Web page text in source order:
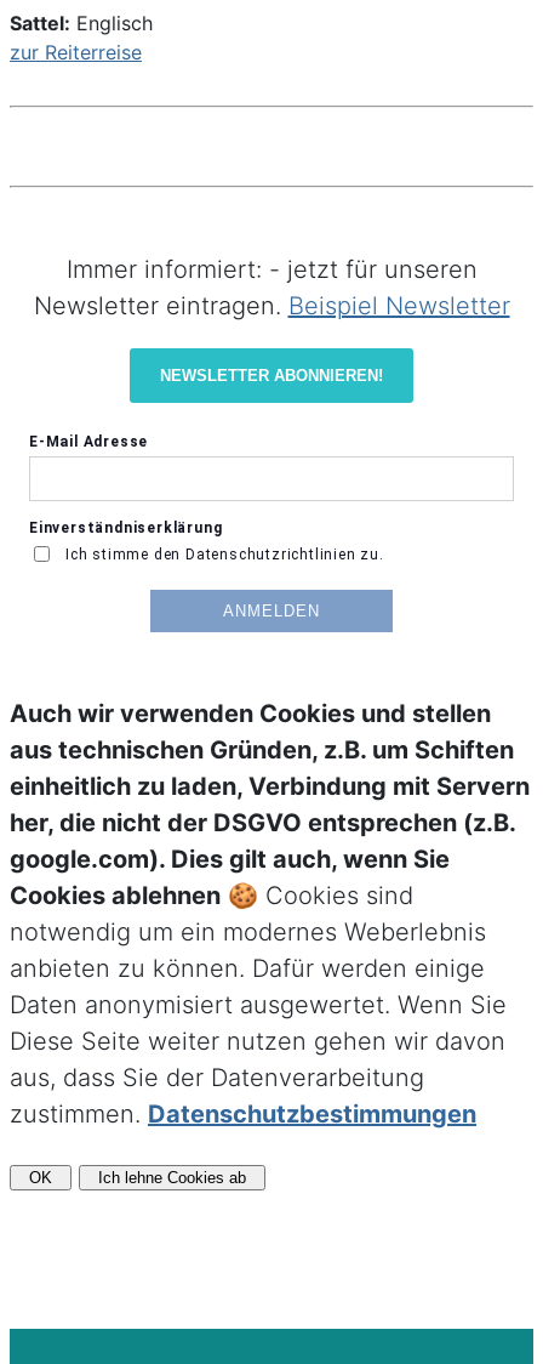
Sattel: Englisch
zur Reiterreise
Immer informiert: - jetzt für unseren
Newsletter eintragen. Beispiel Newsletter
NEWSLETTER ABONNIEREN!
Auch wir verwenden Cookies und stellen
aus technischen Gründen, z.B. um Schiften
einheitlich zu laden, Verbindung mit Servern
her, die nicht der DSGVO entsprechen (z.B.
google.com). Dies gilt auch, wenn Sie
Cookies ablehnen 🍪 Cookies sind
notwendig um ein modernes Weberlebnis
anbieten zu können. Dafür werden einige
Daten anonymisiert ausgewertet. Wenn Sie
Diese Seite weiter nutzen gehen wir davon
aus, dass Sie der Datenverarbeitung
zustimmen. Datenschutzbestimmungen
OK Ich lehne Cookies ab